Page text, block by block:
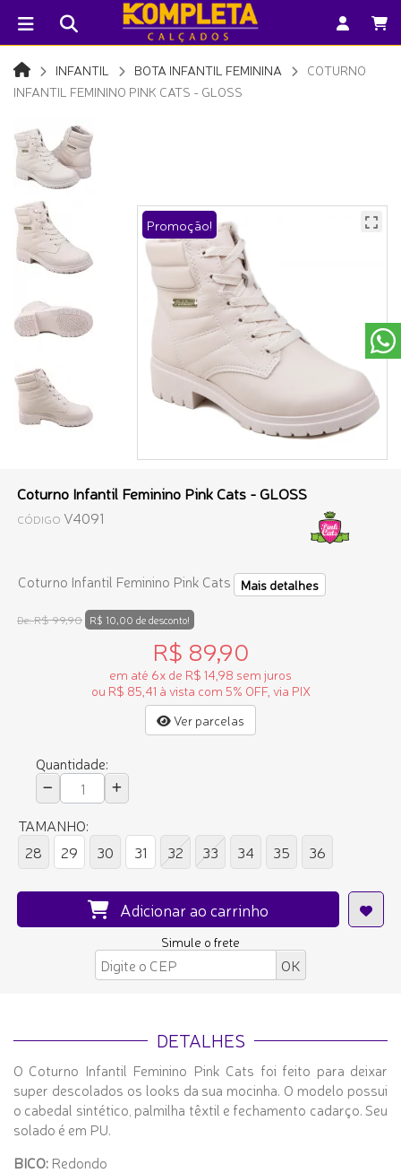
INFANTIL BOTA INFANTIL FEMININA
COTURNO
INFANTIL FEMININO PINK CATS - GLOSS
Promoção!
Coturno Infantil Feminino Pink Cats - GLOSS
CÓDIGO V4091
Coturno Infantil Feminino Pink Cats Mais detalhes
De:R$ 99,90 R$ 10,00 de desconto!
R$ 89,90
em até 6x de R$ 14,98 sem juros
ou R$ 85,41 à vista com 5% OFF, via PIX
Ver parcelas
Quantidade:
TAMANHO:
28
29 30 31 32 33 34 35 36
Adicionar ao carrinho
Simule o frete
DETALHES
O Coturno Infantil Feminino Pink Cats foi feito para deixar
super descolados os looks da sua mocinha. O modelo possui
o cabedal sintético, palmilha têxtil e fechamento cadarço. Seu
solado é em PU.
BICO: Redondo